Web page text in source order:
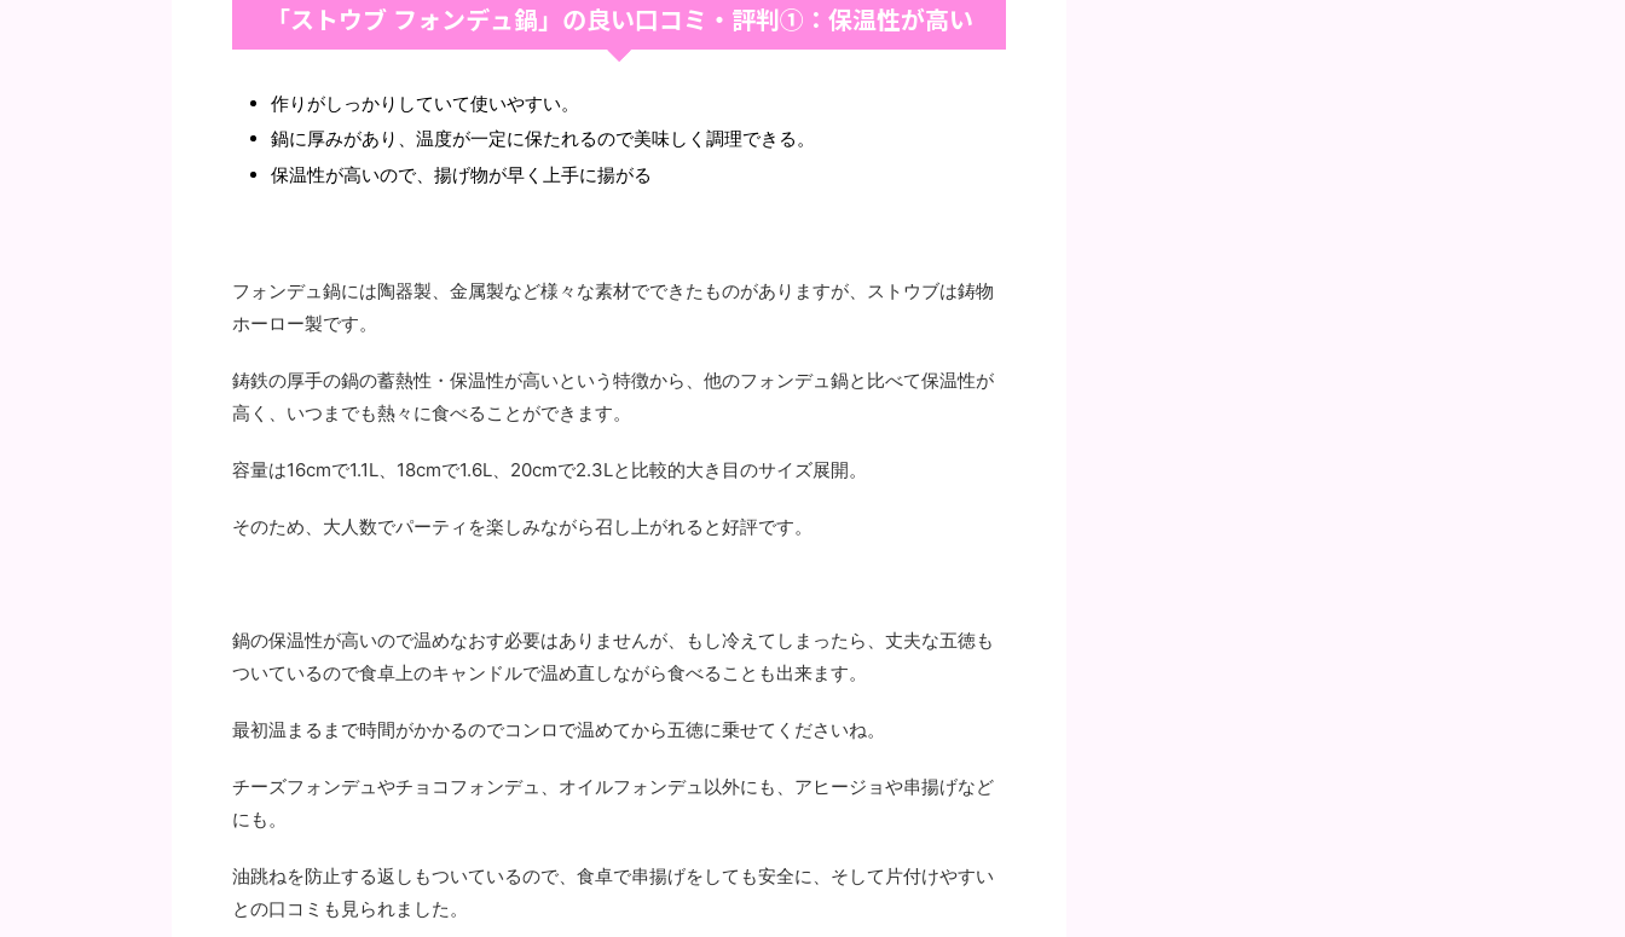
「ストウブ フォンデュ鍋」の良い口コミ・評判①：保温性が高い
作りがしっかりしていて使いやすい。
鍋に厚みがあり、温度が一定に保たれるので美味しく調理できる。
保温性が高いので、揚げ物が早く上手に揚がる
フォンデュ鍋には陶器製、金属製など様々な素材でできたものがありますが、ストウブは鋳物
ホーロー製です。
鋳鉄の厚手の鍋の蓄熱性・保温性が高いという特徴から、他のフォンデュ鍋と比べて保温性が
高く、いつまでも熱々に食べることができます。
容量は16cmで1.1L、18cmで1.6L、20cmで2.3Lと比較的大き目のサイズ展開。
そのため、大人数でパーティを楽しみながら召し上がれると好評です。
鍋の保温性が高いので温めなおす必要はありませんが、もし冷えてしまったら、丈夫な五徳も
ついているので食卓上のキャンドルで温め直しながら食べることも出来ます。
最初温まるまで時間がかかるのでコンロで温めてから五徳に乗せてくださいね。
チーズフォンデュやチョコフォンデュ、オイルフォンデュ以外にも、アヒージョや串揚げなど
にも。
油跳ねを防止する返しもついているので、食卓で串揚げをしても安全に、そして片付けやすい
との口コミも見られました。